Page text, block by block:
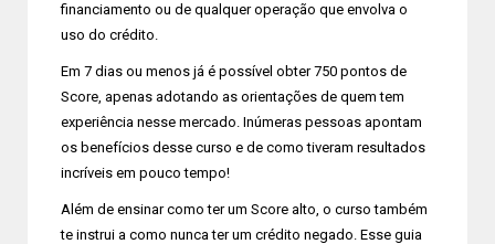
financiamento ou de qualquer operação que envolva o
uso do crédito.
Em 7 dias ou menos já é possível obter 750 pontos de
Score, apenas adotando as orientações de quem tem
experiência nesse mercado. Inúmeras pessoas apontam
os benefícios desse curso e de como tiveram resultados
incríveis em pouco tempo!
Além de ensinar como ter um Score alto, o curso também
te instrui a como nunca ter um crédito negado. Esse guia